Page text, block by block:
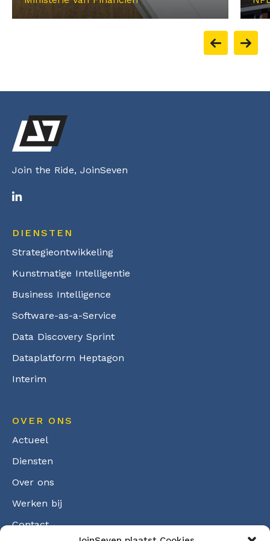
Join the Ride, JoinSeven
DIENSTEN
Strategieontwikkeling
Kunstmatige Intelligentie
Business Intelligence
Software-as-a-Service
Data Discovery Sprint
Dataplatform Heptagon
Interim
OVER ONS
Actueel
Diensten
Over ons
Werken bij
Contact